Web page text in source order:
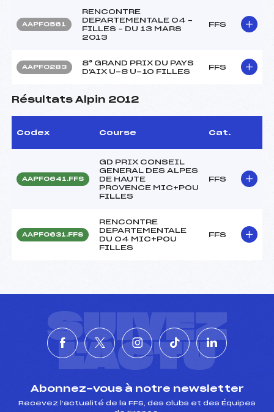
AAPF0561
RENCONTRE
DEPARTEMENTALE 04 –
FILLES – DU 13 MARS
2013
FFS
AAPF0283
8° GRAND PRIX DU PAYS
D'AIX U-8 U-10 FILLES
FFS
Résultats Alpin 2012
Codex Course Cat.
AAPF0641.FFS
GD PRIX CONSEIL
GENERAL DES ALPES
DE HAUTE
PROVENCE MIC+POU
FILLES
FFS
AAPF0631.FFS
RENCONTRE
DEPARTEMENTALE
DU 04 MIC+POU
FILLES
FFS
SUIVEZ
L'ACTU
Abonnez-vous à notre newsletter
Recevez l’actualité de la FFS, des clubs et des Équipes